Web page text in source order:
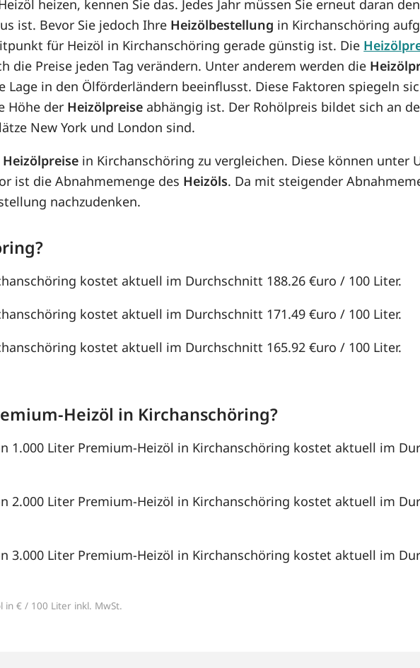
heizen, kennen Sie das. Jedes Jahr müssen Sie erneut daran
ist. Bevor Sie jedoch Ihre Heizölbestellung in Kirchanschöring
für Heizöl in Kirchanschöring gerade günstig ist. Die
die Preise jeden Tag verändern. Unter anderem werden die
in den Ölförderländern beeinflusst. Diese Faktoren spiegeln
Höhe der Heizölpreise abhängig ist. Der Rohölpreis bildet sich an
New York und London sind.
Heizölpreise in Kirchanschöring zu vergleichen. Diese können unter
ist die Abnahmemenge des Heizöls. Da mit steigender
nachzudenken.
kostet aktuell im Durchschnitt 188.26 €uro / 100 Liter.
kostet aktuell im Durchschnitt 171.49 €uro / 100 Liter.
kostet aktuell im Durchschnitt 165.92 €uro / 100 Liter.
Heizöl in Kirchanschöring?
1.000 Liter Premium-Heizöl in Kirchanschöring kostet aktuell im
2.000 Liter Premium-Heizöl in Kirchanschöring kostet aktuell im
3.000 Liter Premium-Heizöl in Kirchanschöring kostet aktuell im
in € / 100 Liter inkl. MwSt.